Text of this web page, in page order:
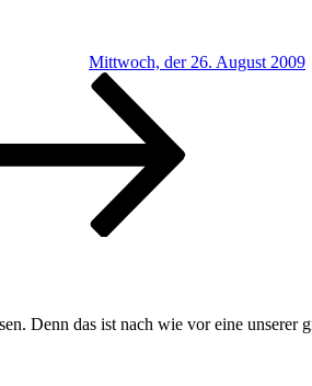
Mittwoch, der 26. August 2009
Denn das ist nach wie vor eine